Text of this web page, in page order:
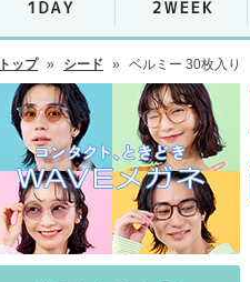
トップ » シード » ベルミー 30枚入り